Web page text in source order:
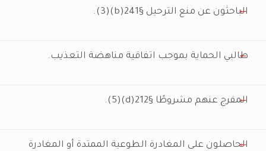
الباحثون عن منع الترحيل §241(b)(3).
طالبي الحماية بموجب اتفاقية مناهضة التعذيب.
المفرج عنهم مشروطًا §212(d)(5).
الحاصلون على المغادرة الطوعية الممتدة أو المغادرة